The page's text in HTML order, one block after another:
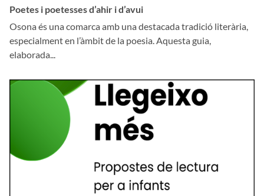
Poetes i poetesses d’ahir i d’avui
Osona és una comarca amb una destacada tradició literària,
especialment en l’àmbit de la poesia. Aquesta guia,
elaborada...